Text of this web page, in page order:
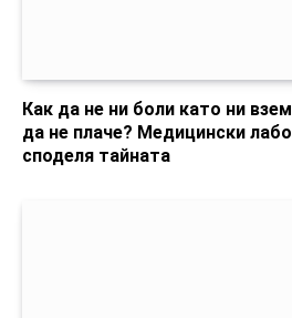
Как да не ни боли като ни
да не плаче? Медицински
споделя тайната